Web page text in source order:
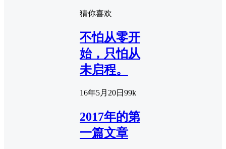
猜你喜欢
不怕从零开
始，只怕从
未启程。
16年5月20日 99k
2017年的第
一篇文章